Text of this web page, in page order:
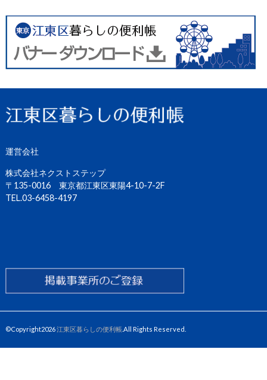
運営会社
株式会社ネクストステップ
〒135-0016 東京都江東区東陽4-10-7-2F
TEL.03-6458-4197
©Copyright2026江東区暮らしの便利帳.All Rights Reserved.